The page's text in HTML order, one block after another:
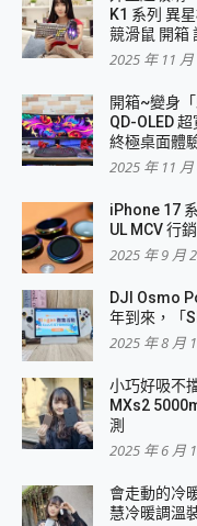
K1 系列 異
競滑鼠 開箱
2025 年 11 月
開箱~變身
QD-OLED
終極桌面體
2025 年 11 月
iPhone 17
UL MCV 行
2025 年 9 月
DJI Osmo
年到來，「
2025 年 8 月
小巧好吸不
MXs2
測
2025 年 6 月
會走動的冷
慧冷暖調溫